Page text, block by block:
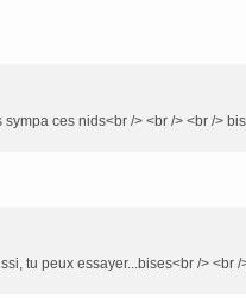
ces nids<br /> <br /> <br />
tu peux essayer...bises<br /> <br /